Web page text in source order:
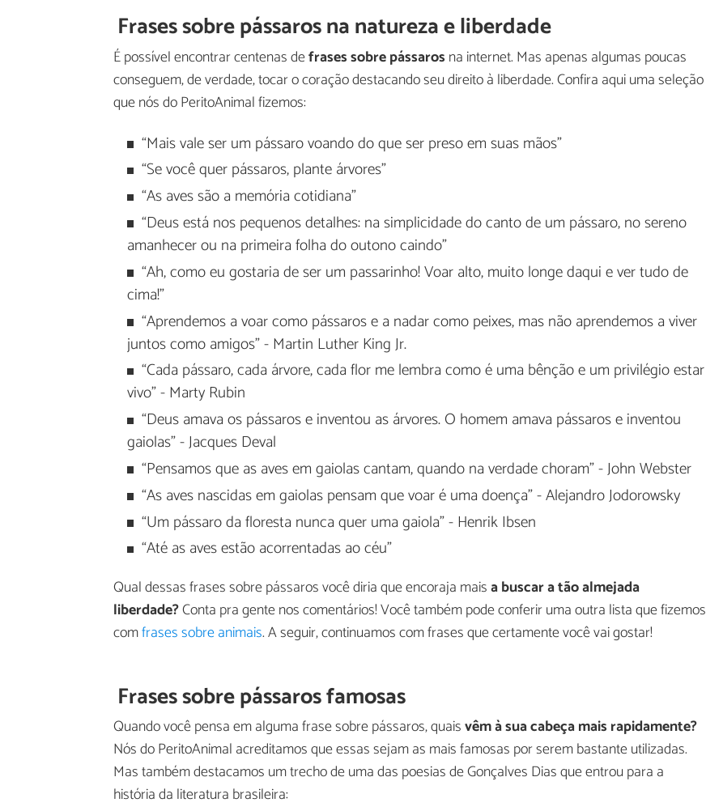
Frases sobre pássaros na natureza e liberdade
É possível encontrar centenas defrases sobre pássaros na internet. Mas apenas algumas poucas
conseguem, de verdade, tocar o coração destacando seu direito à liberdade. Confira aqui uma seleção
que nós do PeritoAnimal fizemos:
“Mais vale ser um pássaro voando do que ser preso em suas mãos"
“Se você quer pássaros, plante árvores"
“As aves são a memória cotidiana"
“Deus está nos pequenos detalhes: na simplicidade do canto de um pássaro, no sereno
amanhecer ou na primeira folha do outono caindo"
“Ah, como eu gostaria de ser um passarinho! Voar alto, muito longe daqui e ver tudo de
cima!"
“Aprendemos a voar como pássaros e a nadar como peixes, mas não aprendemos a viver
juntos como amigos" - Martin Luther King Jr.
“Cada pássaro, cada árvore, cada flor me lembra como é uma bênção e um privilégio estar
vivo" - Marty Rubin
“Deus amava os pássaros e inventou as árvores. O homem amava pássaros e inventou
gaiolas" - Jacques Deval
“Pensamos que as aves em gaiolas cantam, quando na verdade choram" - John Webster
“As aves nascidas em gaiolas pensam que voar é uma doença" - Alejandro Jodorowsky
“Um pássaro da floresta nunca quer uma gaiola" - Henrik Ibsen
“Até as aves estão acorrentadas ao céu"
Qual dessas frases sobre pássaros você diria que encoraja maisa buscar a tão almejada
liberdade?Conta pra gente nos comentários! Você também pode conferir uma outra lista que fizemos
comfrases sobre animais. A seguir, continuamos com frases que certamente você vai gostar!
Frases sobre pássaros famosas
Quando você pensa em alguma frase sobre pássaros, quaisvêm à sua cabeça mais rapidamente?
Nós do PeritoAnimal acreditamos que essas sejam as mais famosas por serem bastante utilizadas.
Mas também destacamos um trecho de uma das poesias de Gonçalves Dias que entrou para a
história da literatura brasileira: